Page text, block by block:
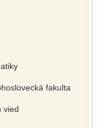
fakulta
vied